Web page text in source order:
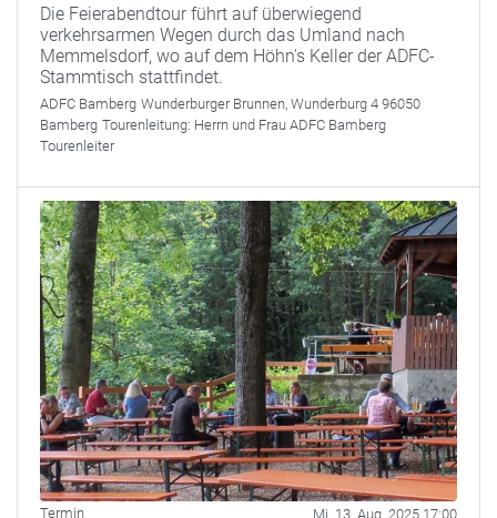
Die Feierabendtour führt auf überwiegend
verkehrsarmen Wegen durch das Umland nach
Memmelsdorf, wo auf dem Höhn's Keller der ADFC-
Stammtisch stattfindet.
ADFC Bamberg Wunderburger Brunnen, Wunderburg 4 96050
Bamberg Tourenleitung: Herrn und Frau ADFC Bamberg
Tourenleiter
Termin Mi. 13. Aug. 2025 17:00